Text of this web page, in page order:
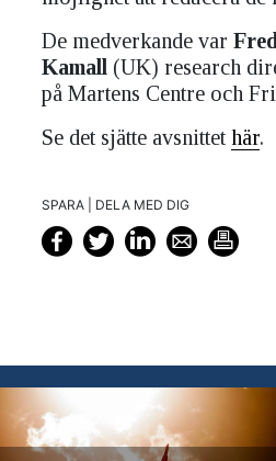
De medverkande var
Kamall (UK) research
på Martens Centre och
Se det sjätte avsnittet här.
SPARA | DELA MED DIG